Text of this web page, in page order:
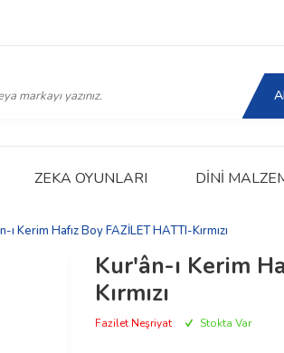
ZEKA OYUNLARI DINI
ı Kerim Hafız Boy FAZİLET HATTI-Kırmızı
Kur'ân-ı Kerim
Kırmızı
Fazilet Neşriyat Stokta Var